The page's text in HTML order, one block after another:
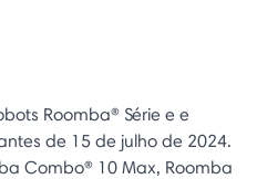
Roomba® Série e e
de 15 de julho de 2024.
Combo® 10 Max, Roomba